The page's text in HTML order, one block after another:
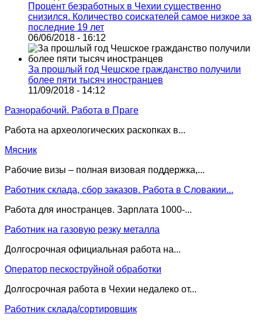
Процент безработных в Чехии существенно
снизился. Количество соискателей самое низкое за
последние 19 лет
06/06/2018 - 16:12
За прошлый год Чешское гражданство получили
более пяти тысяч иностранцев
11/09/2018 - 14:12
Разнорабочий. Работа в Праге
Работа на археологических раскопках в...
Мясник
Pабочие визы – полная визовая поддержка,...
Работник склада, сбор заказов. Работа в Словакии...
Работа для иностранцев. Зарплата 1000-...
Работник на газовую резку металла
Долгосрочная официальная работа на...
Оператор пескоструйной обработки
Долгосрочная работа в Чехии недалеко от...
Работник склада/сортировщик